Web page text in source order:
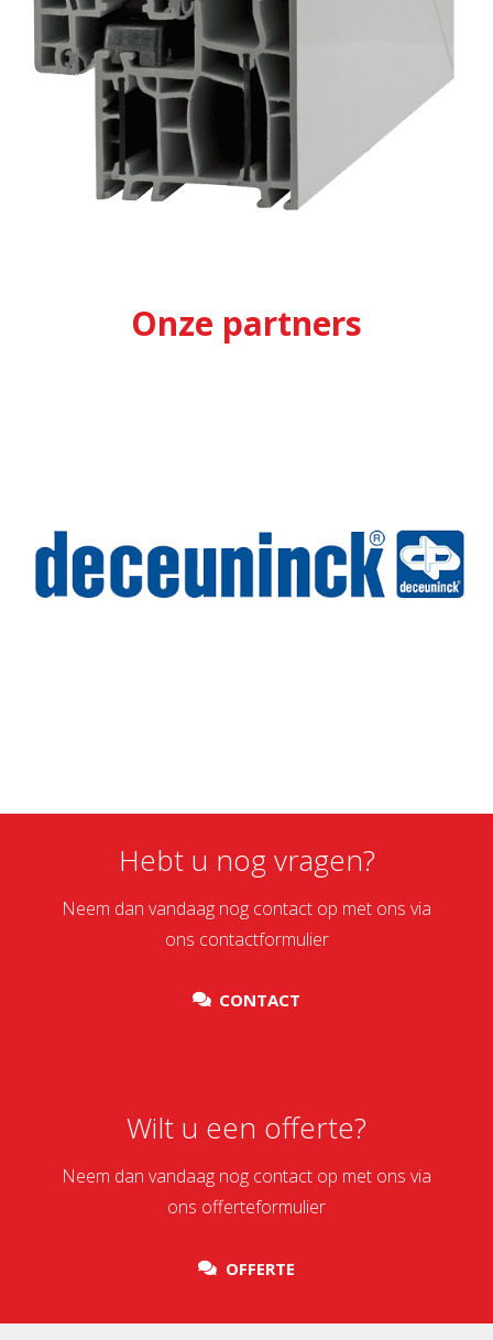
Onze partners
Wilms
Hebt u nog vragen?
Neem dan vandaag nog contact op met ons via
ons contactformulier
CONTACT
Wilt u een offerte?
Neem dan vandaag nog contact op met ons via
ons offerteformulier
OFFERTE